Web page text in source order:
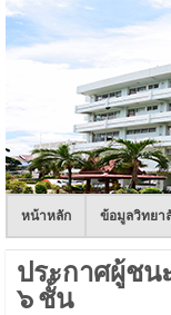
หน้าหลัก ข้อมูลวิทยา
ประกาศผู้ชน
๖ ชั้น